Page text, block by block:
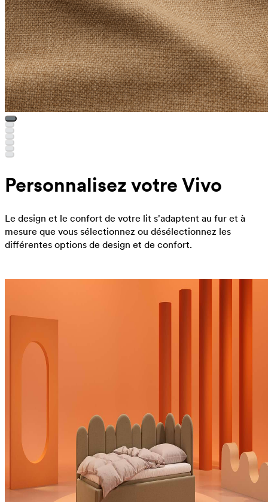
Personnalisez votre Vivo
Le design et le confort de votre lit s'adaptent au fur et à
mesure que vous sélectionnez ou désélectionnez les
différentes options de design et de confort.